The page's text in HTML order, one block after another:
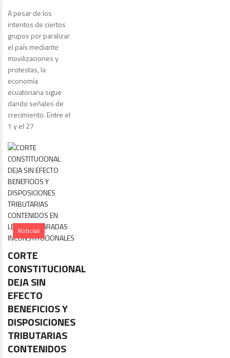
A pesar de los
intentos de ciertos
grupos por paralizar
el país mediante
movilizaciones y
protestas, la
economía
ecuatoriana sigue
dando señales de
crecimiento. Entre el
1 y el 27
Noticias
CORTE
CONSTITUCIONAL
DEJA SIN
EFECTO
BENEFICIOS Y
DISPOSICIONES
TRIBUTARIAS
CONTENIDOS